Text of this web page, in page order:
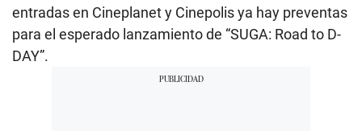
entradas en Cineplanet y Cinepolis ya hay preventas
para el esperado lanzamiento de “SUGA: Road to D-
DAY”.